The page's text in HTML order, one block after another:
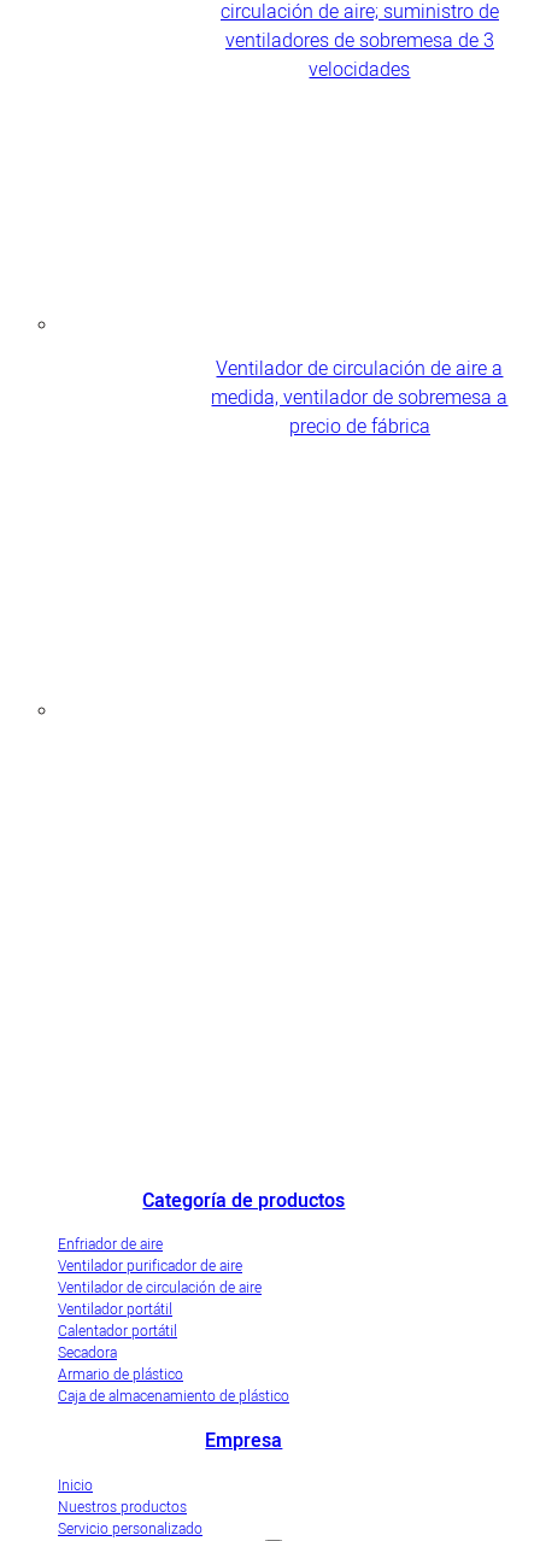
circulación de aire; suministro de
ventiladores de sobremesa de 3
velocidades
Ventilador de circulación de aire a
medida, ventilador de sobremesa a
precio de fábrica
Categoría de productos
Enfriador de aire
Ventilador purificador de aire
Ventilador de circulación de aire
Ventilador portátil
Calentador portátil
Secadora
Armario de plástico
Caja de almacenamiento de plástico
Empresa
Inicio
Nuestros productos
Servicio personalizado